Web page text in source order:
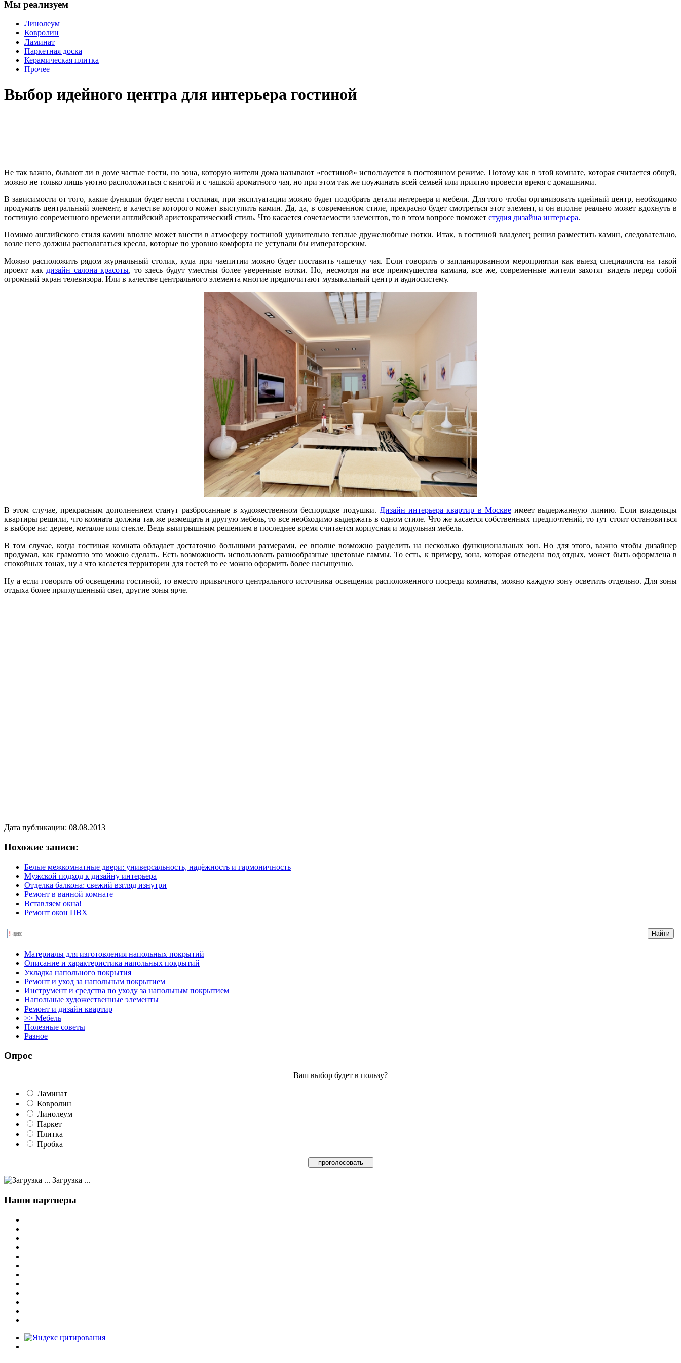
Мы реализуем
Линолеум
Ковролин
Ламинат
Паркетная доска
Керамическая плитка
Прочее
Выбор идейного центра для интерьера гостиной
Не так важно, бывают ли в доме частые гости, но зона, которую жители дома называют «гостиной» используется в постоянном режиме. Потому как в этой комнате, которая считается общей,
можно не только лишь уютно расположиться с книгой и с чашкой ароматного чая, но при этом так же поужинать всей семьей или приятно провести время с домашними.
В зависимости от того, какие функции будет нести гостиная, при эксплуатации можно будет подобрать детали интерьера и мебели. Для того чтобы организовать идейный центр, необходимо
продумать центральный элемент, в качестве которого может выступить камин. Да, да, в современном стиле, прекрасно будет смотреться этот элемент, и он вполне реально может вдохнуть в
гостиную современного времени английский аристократический стиль. Что касается сочетаемости элементов, то в этом вопросе поможет студия дизайна интерьера.
Помимо английского стиля камин вполне может внести в атмосферу гостиной удивительно теплые дружелюбные нотки. Итак, в гостиной владелец решил разместить камин, следовательно,
возле него должны располагаться кресла, которые по уровню комфорта не уступали бы императорским.
Можно расположить рядом журнальный столик, куда при чаепитии можно будет поставить чашечку чая. Если говорить о запланированном мероприятии как выезд специалиста на такой
проект как дизайн салона красоты, то здесь будут уместны более уверенные нотки. Но, несмотря на все преимущества камина, все же, современные жители захотят видеть перед собой
огромный экран телевизора. Или в качестве центрального элемента многие предпочитают музыкальный центр и аудиосистему.
В этом случае, прекрасным дополнением станут разбросанные в художественном беспорядке подушки. Дизайн интерьера квартир в Москвеимеет выдержанную линию. Если владельцы
квартиры решили, что комната должна так же размещать и другую мебель, то все необходимо выдержать в одном стиле. Что же касается собственных предпочтений, то тут стоит остановиться
в выборе на: дереве, металле или стекле. Ведь выигрышным решением в последнее время считается корпусная и модульная мебель.
В том случае, когда гостиная комната обладает достаточно большими размерами, ее вполне возможно разделить на несколько функциональных зон. Но для этого, важно чтобы дизайнер
продумал, как грамотно это можно сделать. Есть возможность использовать разнообразные цветовые гаммы. То есть, к примеру, зона, которая отведена под отдых, может быть оформлена в
спокойных тонах, ну а что касается территории для гостей то ее можно оформить более насыщенно.
Ну а если говорить об освещении гостиной, то вместо привычного центрального источника освещения расположенного посреди комнаты, можно каждую зону осветить отдельно. Для зоны
отдыха более приглушенный свет, другие зоны ярче.
Дата публикации: 08.08.2013
Похожие записи:
Белые межкомнатные двери: универсальность, надёжность и гармоничность
Мужской подход к дизайну интерьера
Отделка балкона: свежий взгляд изнутри
Ремонт в ванной комнате
Вставляем окна!
Ремонт окон ПВХ
Материалы для изготовления напольных покрытий
Описание и характеристика напольных покрытий
Укладка напольного покрытия
Ремонт и уход за напольным покрытием
Инструмент и средства по уходу за напольным покрытием
Напольные художественные элементы
Ремонт и дизайн квартир
>> Мебель
Полезные советы
Разное
Опрос
Ваш выбор будет в пользу?
Ламинат
Ковролин
Линолеум
Паркет
Плитка
Пробка
Загрузка ...
Наши партнеры